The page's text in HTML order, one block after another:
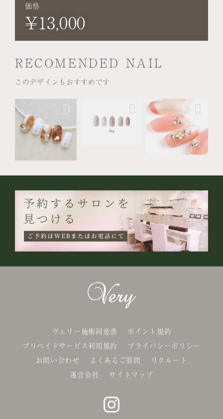
価格
¥13,000
RECOMENDED NAIL
このデザインもおすすめです
ヴェリー施術同意書
ポイント規約
プリペイドサービス利用規約
プライバシーポリシー
お問い合わせ
よくあるご質問
リクルート
運営会社
サイトマップ